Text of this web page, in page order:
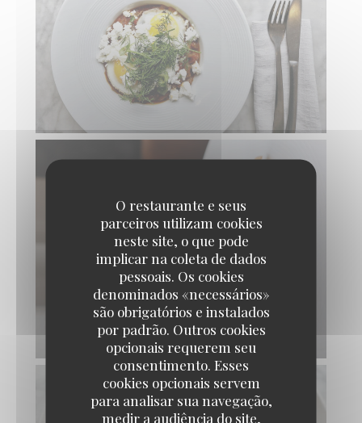
O restaurante e seus
parceiros utilizam cookies
neste site, o que pode
implicar na coleta de dados
pessoais. Os cookies
denominados «necessários»
são obrigatórios e instalados
por padrão. Outros cookies
opcionais requerem seu
consentimento. Esses
cookies opcionais servem
para analisar sua navegação,
medir a audiência do site,